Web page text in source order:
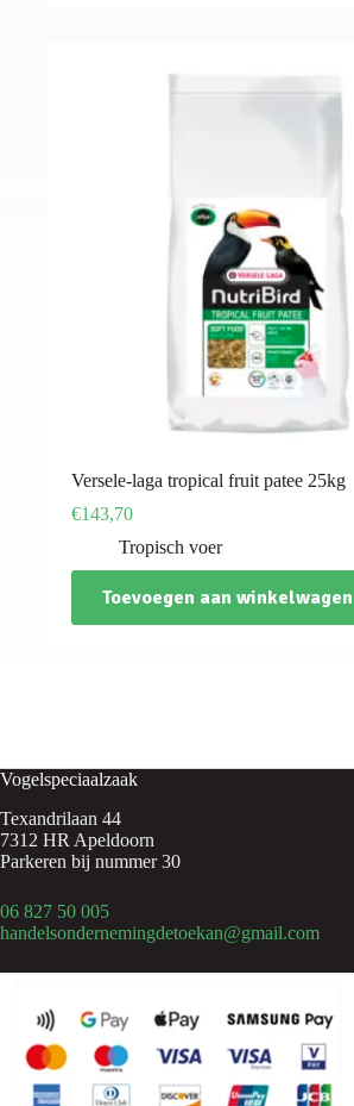
Versele-laga tropical fruit patee 25kg
€143,70
Tropisch voer
Toevoegen aan winkelwagen
Vogelspeciaalzaak
Texandrilaan 44
7312 HR Apeldoorn
Parkeren bij nummer 30
06 827 50 005
handelsondernemingdetoekan@gmail.com